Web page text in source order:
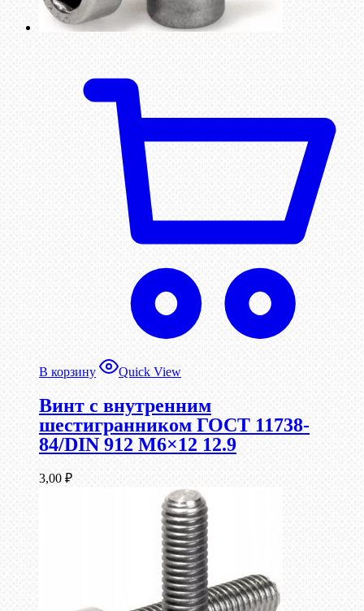
В корзину Quick View
Винт c внутренним
шестигранником ГОСТ 11738-
84/DIN 912 М6×12 12.9
3,00 ₽